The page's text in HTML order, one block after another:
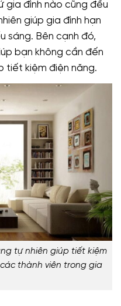
gia đình nào cũng đều
giúp gia đình hạn
sáng. Bên cạnh đó,
bạn không cần đến
tiết kiệm điện năng.
tự nhiên giúp tiết kiệm
thành viên trong gia